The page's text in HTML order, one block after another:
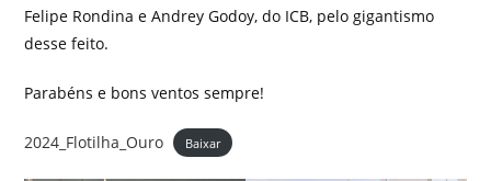
Felipe Rondina e Andrey Godoy, do ICB, pelo gigantismo
desse feito.
Parabéns e bons ventos sempre!
2024_Flotilha_Ouro Baixar